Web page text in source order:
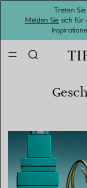
Treten
Melden Sie sich für